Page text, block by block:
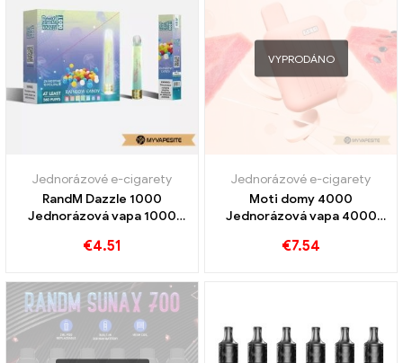
Jednorázové e-cigarety
RandM Dazzle 1000
Jednorázová vapa 1000
€4.51
VYPRODÁNO
Jednorázové e-cigarety
Moti domy 4000
Jednorázová vapa 4000
€7.54